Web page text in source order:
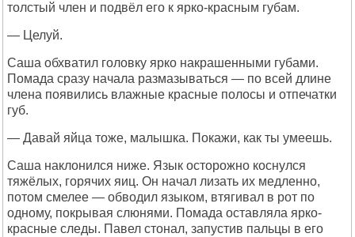
толстый член и подвёл его к ярко-красным губам.
— Целуй.
Саша обхватил головку ярко накрашенными губами.
Помада сразу начала размазываться — по всей длине
члена появились влажные красные полосы и отпечатки
губ.
— Давай яйца тоже, малышка. Покажи, как ты умеешь.
Саша наклонился ниже. Язык осторожно коснулся
тяжёлых, горячих яиц. Он начал лизать их медленно,
потом смелее — обводил языком, втягивал в рот по
одному, покрывая слюнями. Помада оставляла ярко-
красные следы. Павел стонал, запустив пальцы в его